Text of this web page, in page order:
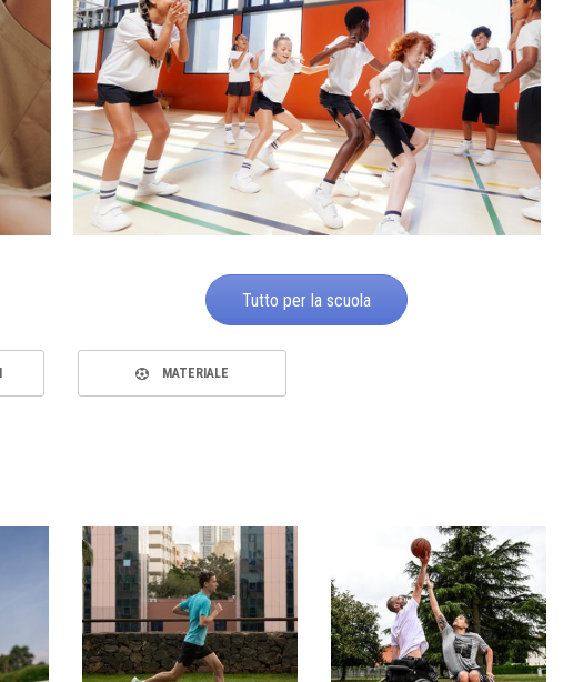
Tutto per la scuola
MATERIALE